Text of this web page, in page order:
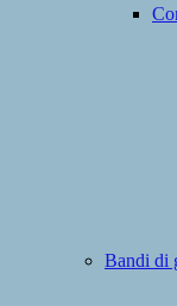
Bandi di